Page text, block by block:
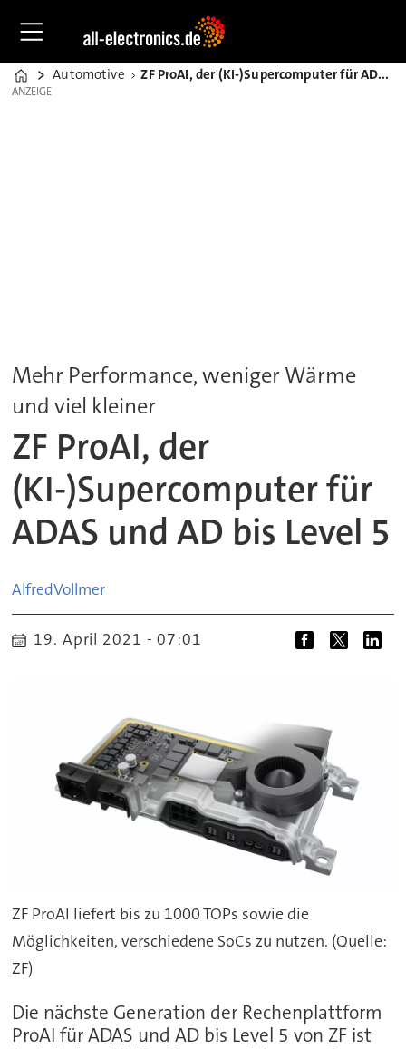
Home
Automotive ZF ProAI, der (KI-)Supercomputer für ADAS und AD bis Level 5
ANZEIGE
ANZEIGE
Mehr Performance, weniger Wärme
und viel kleiner
ZF ProAI, der
(KI-)Supercomputer für
ADAS und AD bis Level 5
AlfredVollmer
19. April 2021 - 07:01
ZF ProAI liefert bis zu 1000 TOPs sowie die
Möglichkeiten, verschiedene SoCs zu nutzen. (Quelle:
ZF)
Die nächste Generation der Rechenplattform
ProAI für ADAS und AD bis Level 5 von ZF ist